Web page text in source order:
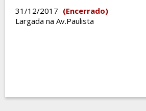
31/12/2017 (Encerrado)
Largada na Av.Paulista